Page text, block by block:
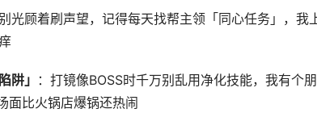
光顾着刷声望，记得每天找帮主领「同心任务」，我
阱」
：打镜像BOSS时千万别乱用净化技能，我有个
面比火锅店爆锅还热闹